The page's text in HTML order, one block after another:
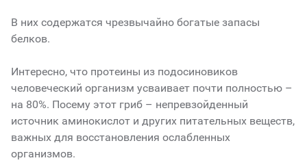
В них содержатся чрезвычайно богатые запасы
белков.
Интересно, что протеины из подосиновиков
человеческий организм усваивает почти полностью –
на 80%. Посему этот гриб – непревзойденный
источник аминокислот и других питательных веществ,
важных для восстановления ослабленных
организмов.